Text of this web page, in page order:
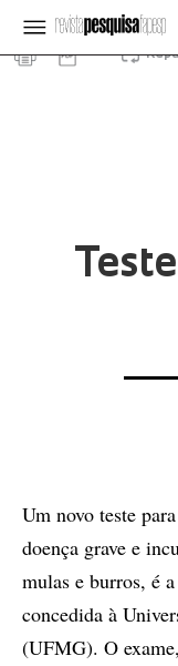
Um novo teste
doença grave e
mulas e burros, é
concedida à
(UFMG). O